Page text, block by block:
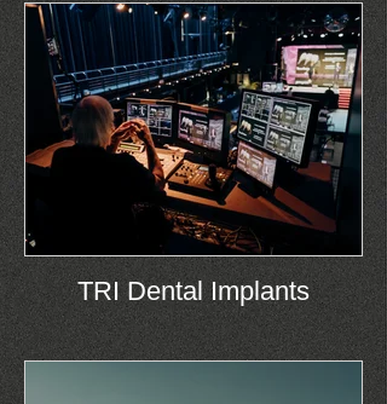
TRI Dental Implants